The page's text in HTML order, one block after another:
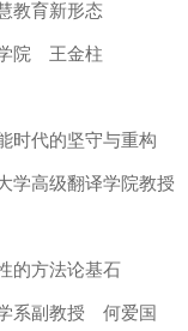
教育新形态
院 王金柱
时代的坚守与重构
高级翻译学院教授
的方法论基石
副教授 何爱国